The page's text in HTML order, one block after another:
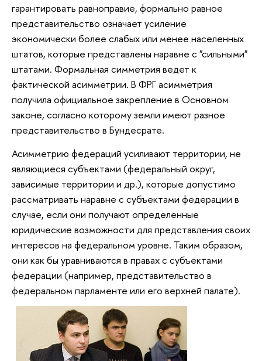
гарантировать равноправие, формально равное
представительство означает усиление
экономически более слабых или менее населенных
штатов, которые представлены наравне с "сильными"
штатами. Формальная симметрия ведет к
фактической асимметрии. В ФРГ асимметрия
получила официальное закрепление в Основном
законе, согласно которому земли имеют разное
представительство в Бундесрате.
Асимметрию федераций усиливают территории, не
являющиеся субъектами (федеральный округ,
зависимые территории и др.), которые допустимо
рассматривать наравне с субъектами федерации в
случае, если они получают определенные
юридические возможности для представления своих
интересов на федеральном уровне. Таким образом,
они как бы уравниваются в правах с субъектами
федерации (например, представительство в
федеральном парламенте или его верхней палате).